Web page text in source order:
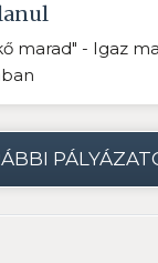
marad" - Igaz